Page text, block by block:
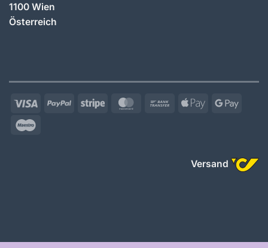
1100 Wien
Österreich
Visa PayPal Stripe MasterCard
Bank
Apple
Versand